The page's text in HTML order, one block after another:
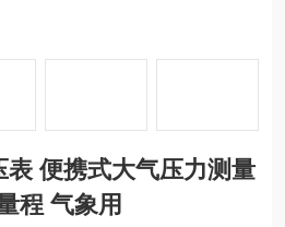
表 便携式大气压力测量
程 气象用